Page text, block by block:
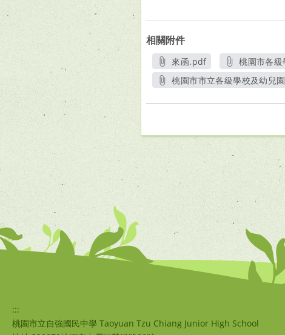
相關附件
來函.pdf
另開新視窗
桃園市各
桃園市市立各級學校及幼兒
:::
桃園市立自強國民中學 Taoyuan Tzu Chiang Junior High School